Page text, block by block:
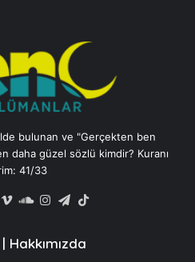
bulunan ve "Gerçekten ben
daha güzel sözlü kimdir? Kuranı
41/33
YouTube
VimeoSoundCloud
Instagram
Telegram
| Hakkımızda